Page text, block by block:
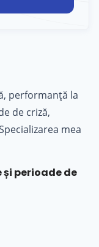
performanță la
de criză,
mea
perioade de